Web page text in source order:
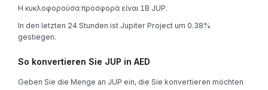
Η κυκλοφορούσα προσφορά είναι 1B JUP.
In den letzten 24 Stunden ist Jupiter Project um 0.38%
gestiegen.
So konvertieren Sie JUP in AED
Geben Sie die Menge an JUP ein, die Sie konvertieren möchten